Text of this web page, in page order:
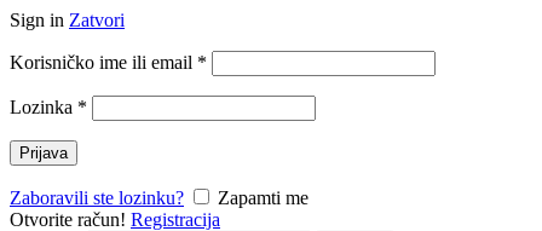
Sign in Zatvori
Korisničko ime ili email *
Lozinka *
Prijava
Zaboravili ste lozinku?
Zapamti me
Otvorite račun! Registracija